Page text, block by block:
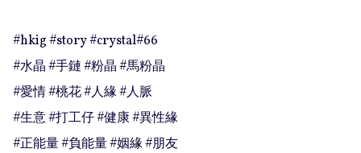
#hkig #story #crystal#66
#水晶 #手鏈 #粉晶 #馬粉晶
#愛情 #桃花 #人緣 #人脈
#生意 #打工仔 #健康 #異性緣
#正能量 #負能量 #姻緣 #朋友